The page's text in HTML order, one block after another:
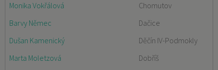
Monika Vokřálová
Chomutov
Barvy Němec
Dačice
Dušan Kamenický
Děčín IV-Podmokly
Marta Moletzová
Dobříš